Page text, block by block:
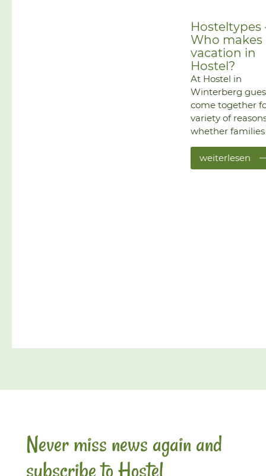
Hosteltypes
Who makes
vacation in
Hostel?
At Hostel in
Winterberg
come together
variety of
whether
friends, whether
bikers, skiers or
weiterlesen
Never miss news again and